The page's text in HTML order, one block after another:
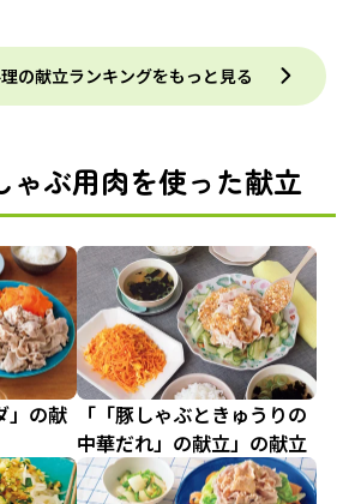
の献立ランキングをもっと見る
ゃぶ用肉を使った献立
」の献
「「豚しゃぶときゅうりの
中華だれ」の献立」の献立